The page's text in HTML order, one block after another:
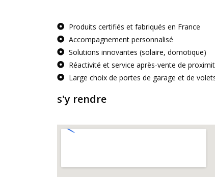
Produits certifiés et fabriqués en France
Accompagnement personnalisé
Solutions innovantes (solaire, domotique)
Réactivité et service après-vente de
Large choix de portes de garage et de
s'y rendre